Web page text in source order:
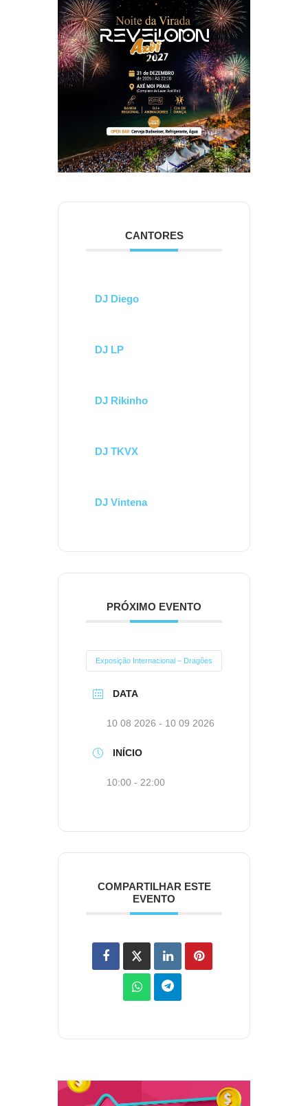
CANTORES
DJ Diego
DJ LP
DJ Rikinho
DJ TKVX
DJ Vintena
PRÓXIMO EVENTO
Exposição Internacional – Dragões
DATA
10 08 2026 - 10 09 2026
INÍCIO
10:00 - 22:00
COMPARTILHAR ESTE
EVENTO